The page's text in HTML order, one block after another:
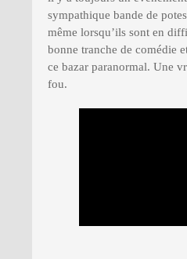
sympathique bande de
même lorsqu’ils sont en
bonne tranche de comédie
ce bazar paranormal. Une
fou.